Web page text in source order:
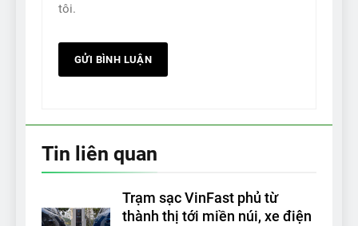
tôi.
Tin liên quan
Trạm sạc VinFast phủ từ
thành thị tới miền núi, xe điện